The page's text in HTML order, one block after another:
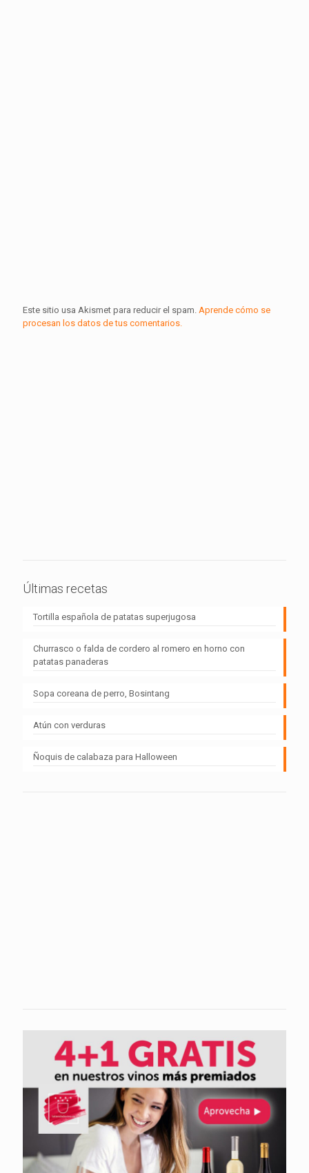
Este sitio usa Akismet para reducir el spam. Aprende cómo se
procesan los datos de tus comentarios.
Últimas recetas
Tortilla española de patatas superjugosa
Churrasco o falda de cordero al romero en horno con
patatas panaderas
Sopa coreana de perro, Bosintang
Atún con verduras
Ñoquis de calabaza para Halloween